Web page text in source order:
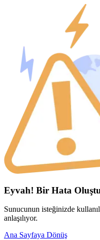
Eyvah! Bir Hata
Sunucunun isteğinizde
anlaşılıyor.
Ana Sayfaya Dönüş